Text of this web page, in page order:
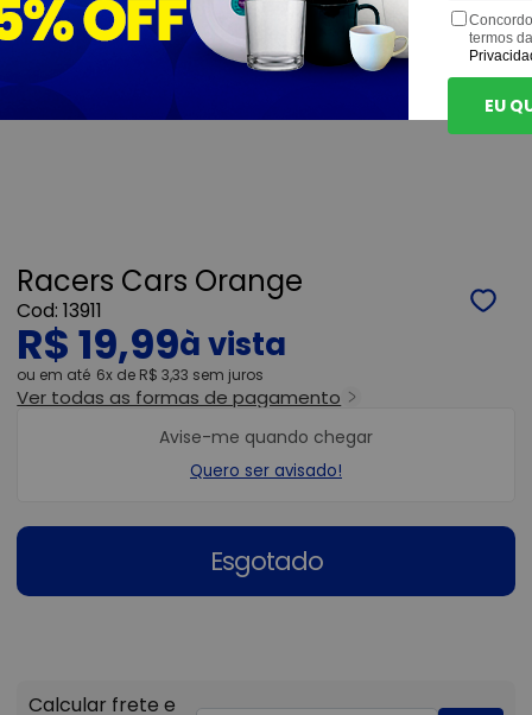
Racers Cars Orange
13911
R$ 19,99
ou 6x de R$ 3,33 sem juros
Ver todas as formas de pagamento
Esgotado
Avise-me quando chegar
Quero ser avisado!
termos
EU